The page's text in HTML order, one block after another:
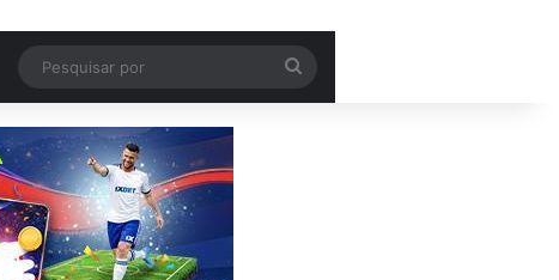
por